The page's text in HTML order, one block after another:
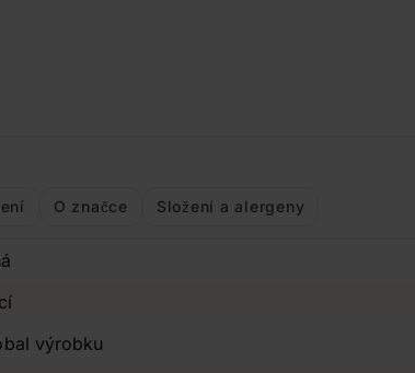
O značce Složení a alergeny
výrobku